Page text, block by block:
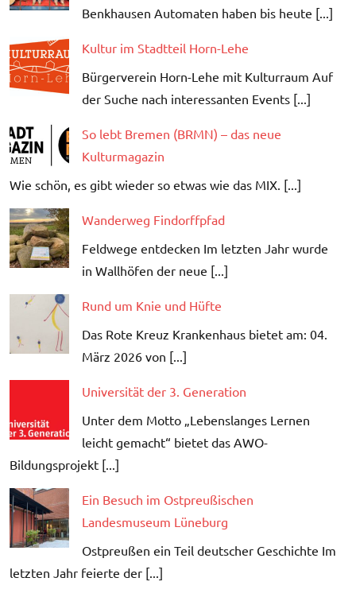
Benkhausen Automaten haben bis heute [...]
Kultur im Stadtteil Horn-Lehe
Bürgerverein Horn-Lehe mit Kulturraum Auf
der Suche nach interessanten Events [...]
So lebt Bremen (BRMN) – das neue
Kulturmagazin
Wie schön, es gibt wieder so etwas wie das MIX. [...]
Wanderweg Findorffpfad
Feldwege entdecken Im letzten Jahr wurde
in Wallhöfen der neue [...]
Rund um Knie und Hüfte
Das Rote Kreuz Krankenhaus bietet am: 04.
März 2026 von [...]
Universität der 3. Generation
Unter dem Motto „Lebenslanges Lernen
leicht gemacht“ bietet das AWO-
Bildungsprojekt [...]
Ein Besuch im Ostpreußischen
Landesmuseum Lüneburg
Ostpreußen ein Teil deutscher Geschichte Im
letzten Jahr feierte der [...]